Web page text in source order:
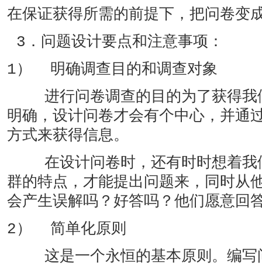
在保证获得所需的前提下，把问卷变
3．问题设计要点和注意事项：
1） 明确调查目的和调查对象
进行问卷调查的目的为了获得我
明确，设计问卷才会有个中心，并通
方式来获得信息。
在设计问卷时，还有时时想着我
群的特点，才能提出问题来，同时从
会产生误解吗？好答吗？他们愿意回
2） 简单化原则
这是一个永恒的基本原则。编写